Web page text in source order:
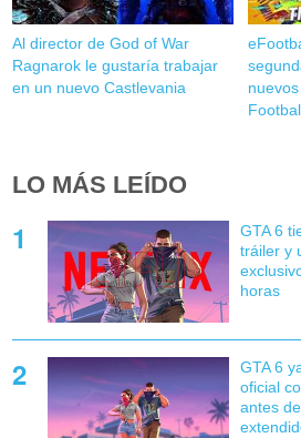
Al director de God of War
Ragnarok le gustaría trabajar
en un nuevo Castlevania
LO MÁS LEÍDO
GTA 6
tráiler y
horas
GTA 6
oficial
antes